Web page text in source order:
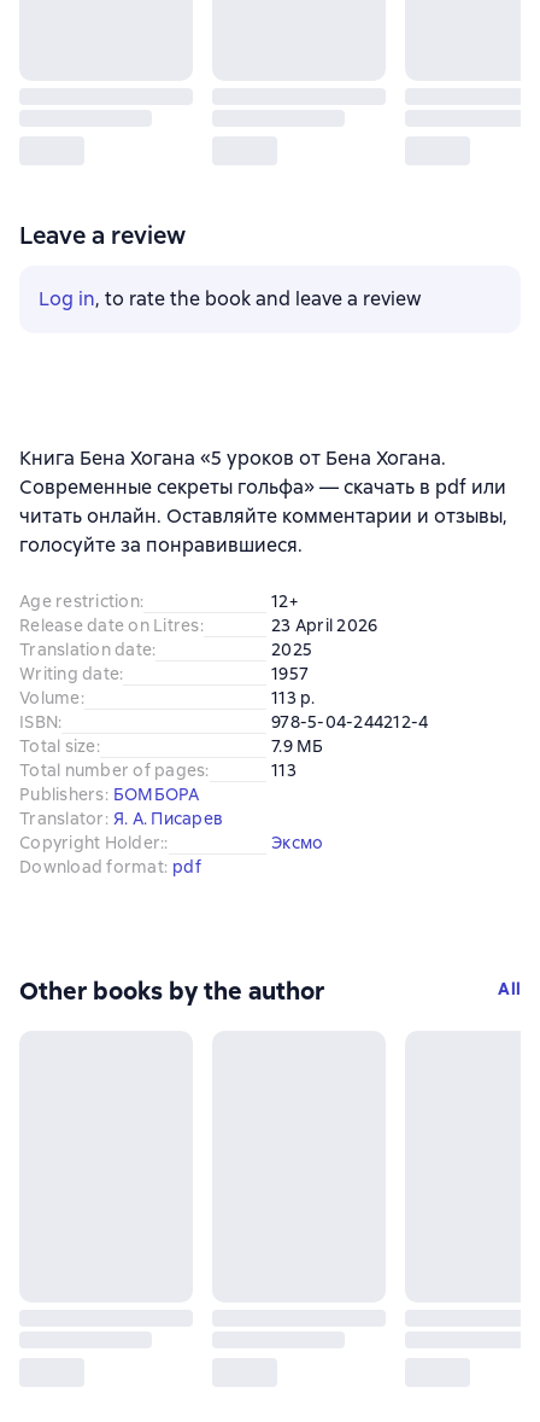
Leave a review
Log in, to rate the book and leave a review
Книга Бена Хогана «5 уроков от Бена Хогана.
Современные секреты гольфа» — скачать в pdf или
читать онлайн. Оставляйте комментарии и отзывы,
голосуйте за понравившиеся.
Age restriction:
12+
Release date on Litres:
23 April 2026
Translation date:
2025
Writing date:
1957
Volume:
113 p.
ISBN:
978-5-04-244212-4
Total size:
7.9 МБ
Total number of pages:
113
Publishers: БОМБОРА
Translator: Я. А. Писарев
Copyright Holder::
Эксмо
Download format: pdf
Other books by the author All